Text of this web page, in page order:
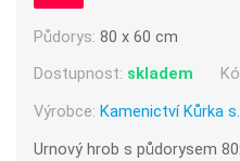
Půdorys:80 x 60 cm
Dostupnost: skladem
Výrobce:Kamenictví Kůrka
Urnový hrob s půdorysem